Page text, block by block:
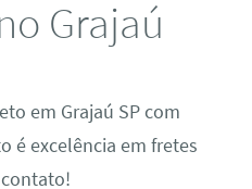
Grajaú
em Grajaú SP com
é excelência em fretes